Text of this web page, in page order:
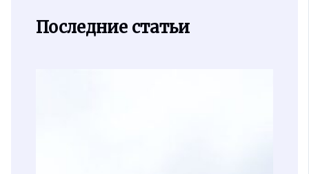
Последние статьи